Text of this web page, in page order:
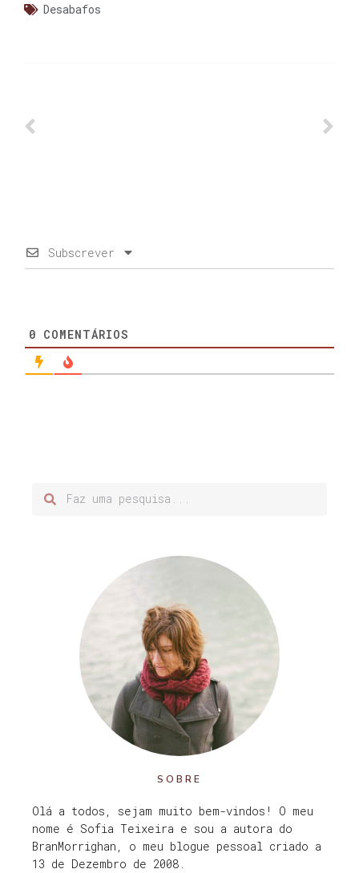
Desabafos
Subscrever
0 COMENTÁRIOS
SOBRE
Olá a todos, sejam muito bem-vindos! O meu
nome é Sofia Teixeira e sou a autora do
BranMorrighan, o meu blogue pessoal criado a
13 de Dezembro de 2008.